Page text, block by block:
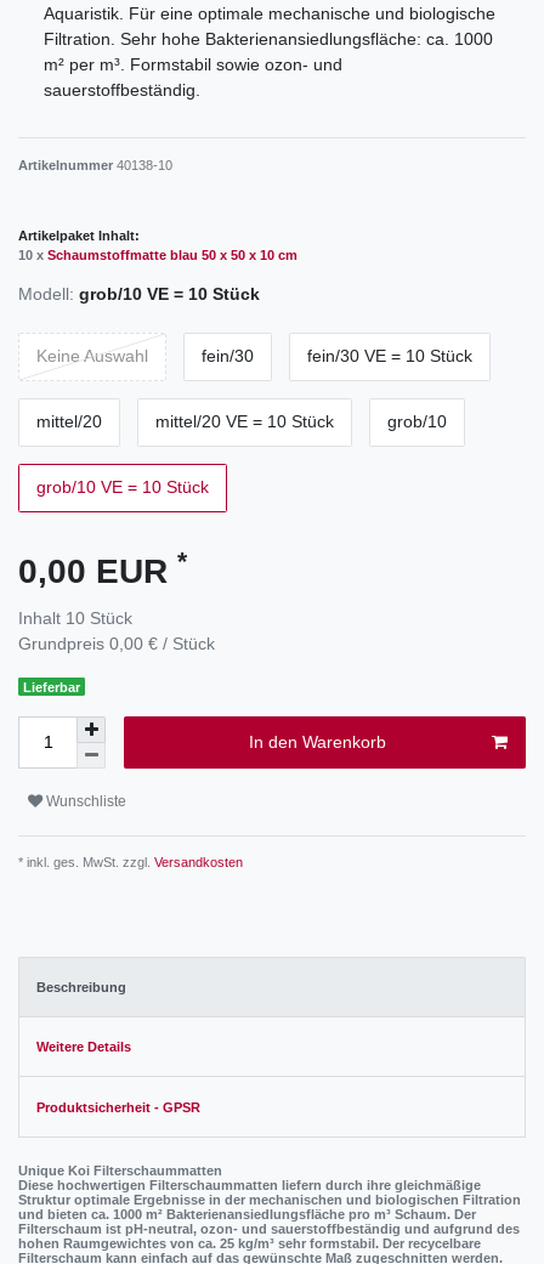
Aquaristik. Für eine optimale mechanische und biologische
Filtration. Sehr hohe Bakterienansiedlungsfläche: ca. 1000
m² per m³. Formstabil sowie ozon- und
sauerstoffbeständig.
Artikelnummer 40138-10
Artikelpaket Inhalt:
10 x Schaumstoffmatte blau 50 x 50 x 10 cm
Modell: grob/10 VE = 10 Stück
Keine Auswahl fein/30 fein/30 VE = 10 Stück
mittel/20 mittel/20 VE = 10 Stück grob/10
grob/10 VE = 10 Stück
0,00 EUR *
Inhalt 10 Stück
Grundpreis 0,00 € / Stück
Lieferbar
In den Warenkorb
Wunschliste
* inkl. ges. MwSt. zzgl. Versandkosten
Beschreibung
Weitere Details
Produktsicherheit - GPSR
Unique Koi Filterschaummatten
Diese hochwertigen Filterschaummatten liefern durch ihre gleichmäßige
Struktur optimale Ergebnisse in der mechanischen und biologischen Filtration
und bieten ca. 1000 m² Bakterienansiedlungsfläche pro m³ Schaum. Der
Filterschaum ist pH-neutral, ozon- und sauerstoffbeständig und aufgrund des
hohen Raumgewichtes von ca. 25 kg/m³ sehr formstabil. Der recycelbare
Filterschaum kann einfach auf das gewünschte Maß zugeschnitten werden.